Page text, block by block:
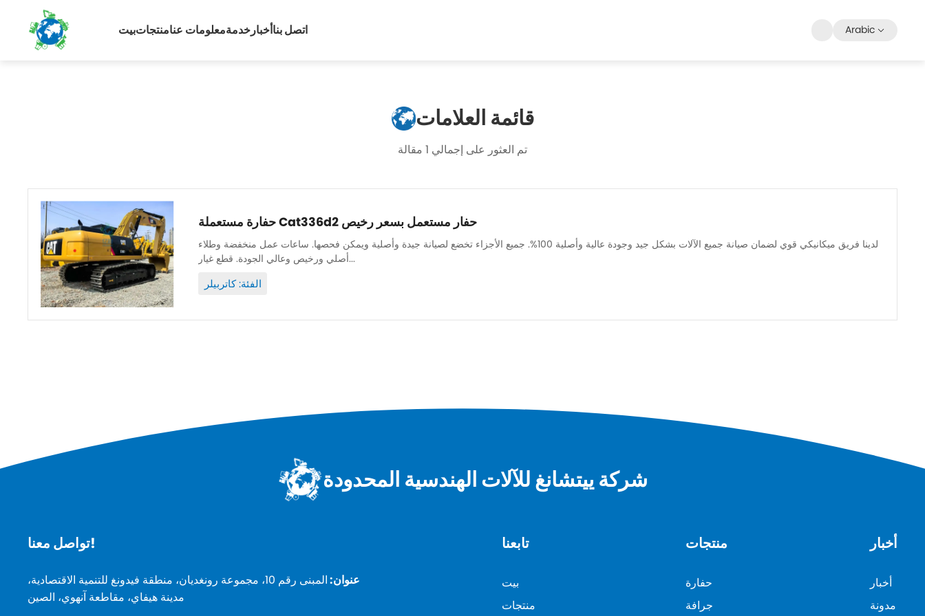
بيتمنتجاتمعلومات عناخدمةأخباراتصل بنا Arabic
قائمة العلامات
تم العثور على إجمالي 1 مقالة
حفارة مستعملة Cat336d2 حفار مستعمل بسعر رخيص
لدينا فريق ميكانيكي قوي لضمان صيانة جميع الآلات بشكل جيد وجودة عالية وأصلية 100%. جميع الأجزاء تخضع لصيانة جيدة وأصلية ويمكن فحصها. ساعات عمل منخفضة وطلاء
أصلي ورخيص وعالي الجودة. قطع غيار...
الفئة: كاتربيلر
شركة ييتشانغ للآلات الهندسية المحدودة
تواصل معنا!
عنوان:
المبنى رقم 10، مجموعة رونغديان، منطقة فيدونغ للتنمية الاقتصادية،
مدينة هيفاي، مقاطعة آنهوي، الصين
تابعنا
بيت
منتجات
منتجات
حفارة
جرافة
أخبار
أخبار
مدونة